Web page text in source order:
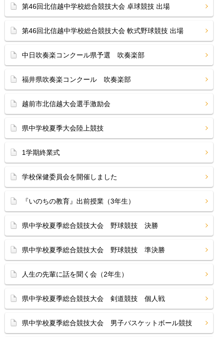
第46回北信越中学校総合競技大会 卓球競技 出場
第46回北信越中学校総合競技大会 軟式野球競技 出場
中日吹奏楽コンクール県予選 吹奏楽部
福井県吹奏楽コンクール 吹奏楽部
越前市北信越大会選手激励会
県中学校夏季大会陸上競技
1学期終業式
学校保健委員会を開催しました
『いのちの教育』出前授業（3年生）
県中学校夏季総合競技大会 野球競技 決勝
県中学校夏季総合競技大会 野球競技 準決勝
人生の先輩に話を聞く会（2年生）
県中学校夏季総合競技大会 剣道競技 個人戦
県中学校夏季総合競技大会 男子バスケットボール競技